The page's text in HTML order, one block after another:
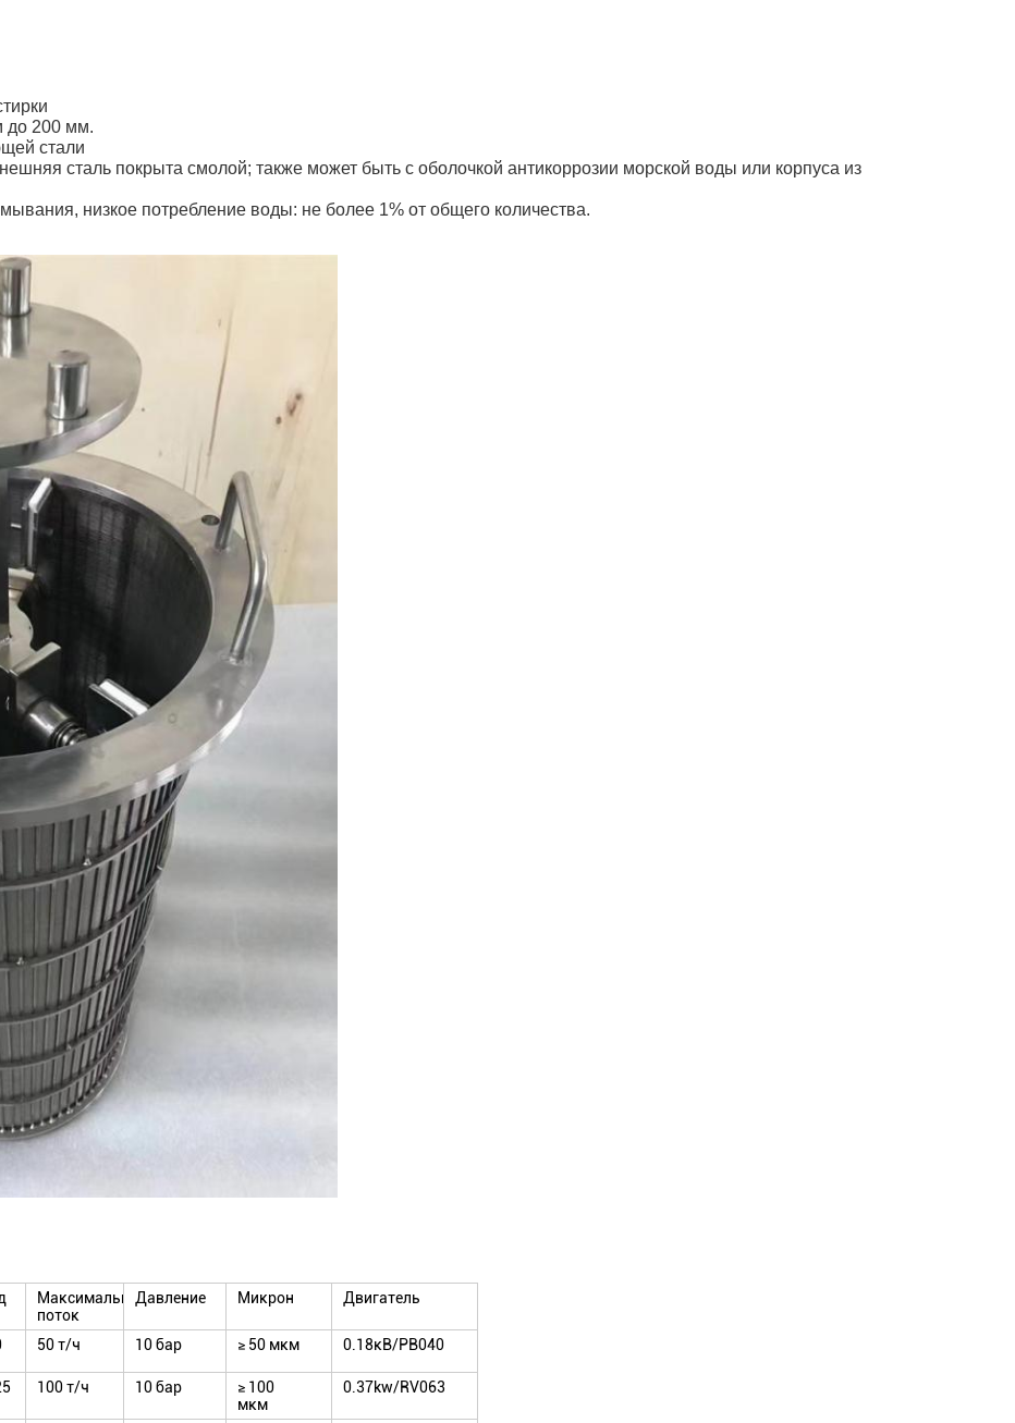
до 200 мм.
стали
сталь покрыта смолой; также может быть с оболочкой антикоррозии морской воды или корпуса из
низкое потребление воды: не более 1% от общего количества.
Максимальный
поток
Давление Микрон Двигатель
50 т/ч 10 бар ≥ 50 мкм 0.18кВ/РВ040
100 т/ч 10 бар
≥ 100
мкм
0.37kw/RV063